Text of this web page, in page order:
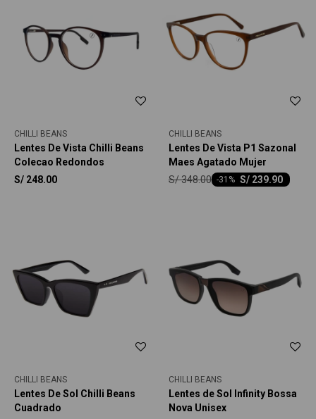
CHILLI BEANS
Lentes De Vista Chilli Beans
Colecao Redondos
S/ 248.00
CHILLI BEANS
Lentes De Vista P1 Sazonal
Maes Agatado Mujer
S/ 239.90
-31
S/348.00
CHILLI BEANS
Lentes De Sol Chilli Beans
Cuadrado
CHILLI BEANS
Lentes de Sol Infinity Bossa
Nova Unisex